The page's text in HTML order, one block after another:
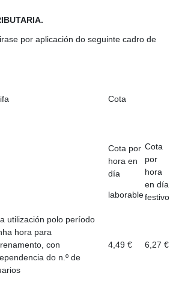
por aplicación do seguinte cadro de
Cota
Cota por
hora en
día
laborable
Cota
por
hora
en día
festivo
utilización polo período
hora para
con
do n.º de
4,49 € 6,27 €